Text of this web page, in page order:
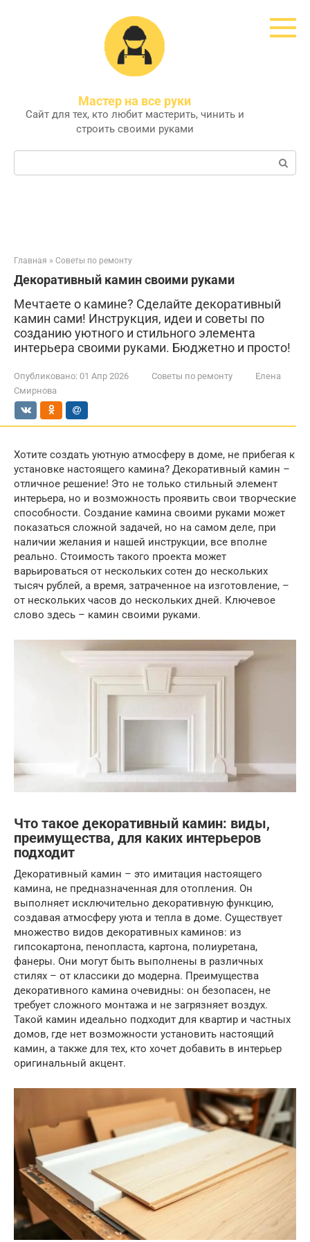
Мастер на все руки
Сайт для тех, кто любит мастерить, чинить и
строить своими руками
Поиск:
Главная » Советы по ремонту
Декоративный камин своими руками
Мечтаете о камине? Сделайте декоративный
камин сами! Инструкция, идеи и советы по
созданию уютного и стильного элемента
интерьера своими руками. Бюджетно и просто!
Опубликовано: 01 Апр 2026 Советы по ремонту
Елена
Смирнова
Хотите создать уютную атмосферу в доме, не прибегая к
установке настоящего камина? Декоративный камин –
отличное решение! Это не только стильный элемент
интерьера, но и возможность проявить свои творческие
способности. Создание камина своими руками может
показаться сложной задачей, но на самом деле, при
наличии желания и нашей инструкции, все вполне
реально. Стоимость такого проекта может
варьироваться от нескольких сотен до нескольких
тысяч рублей, а время, затраченное на изготовление, –
от нескольких часов до нескольких дней. Ключевое
слово здесь – камин своими руками.
Что такое декоративный камин: виды,
преимущества, для каких интерьеров
подходит
Декоративный камин – это имитация настоящего
камина, не предназначенная для отопления. Он
выполняет исключительно декоративную функцию,
создавая атмосферу уюта и тепла в доме. Существует
множество видов декоративных каминов: из
гипсокартона, пенопласта, картона, полиуретана,
фанеры. Они могут быть выполнены в различных
стилях – от классики до модерна. Преимущества
декоративного камина очевидны: он безопасен, не
требует сложного монтажа и не загрязняет воздух.
Такой камин идеально подходит для квартир и частных
домов, где нет возможности установить настоящий
камин, а также для тех, кто хочет добавить в интерьер
оригинальный акцент.